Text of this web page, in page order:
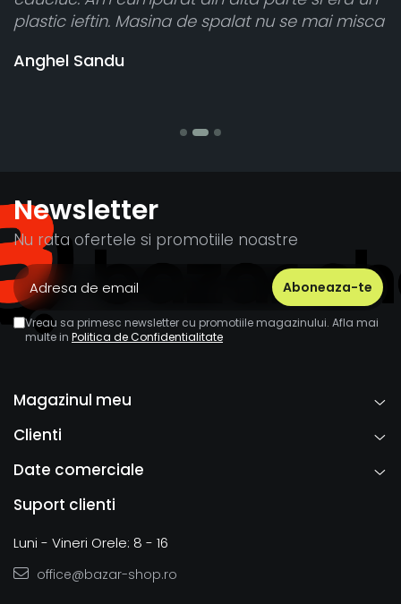
mai miscacele 8 bucati dar una nu a funcționat,
banii pentru 1 bucata, Multumesc
Newsletter
Nu rata ofertele si promotiile noastre
Vreau sa primesc newsletter cu promotiile magazinului. Afla mai
multe in Politica de Confidentialitate
Magazinul meu
Clienti
Date comerciale
Suport clienti
Luni - Vineri Orele: 8 - 16
office@bazar-shop.ro